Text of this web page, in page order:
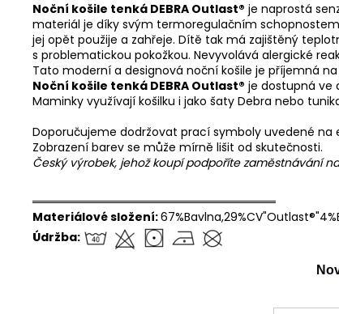
Noční košile tenká DEBRA Outlast® je naprostá
materiál je díky svým termoregulačním
jej opět použije a zahřeje. Dítě tak má zajištěný
s problematickou pokožkou. Nevyvolává alergické
Tato moderní a designová noční košile je příjemná
Noční košile tenká DEBRA Outlast® je dostupná ve
Maminky využívají košilku i jako šaty Debra nebo
Doporučujeme dodržovat prací symboly uvedené na
Zobrazení barev se může mírně lišit od skutečnosti.
Český výrobek, jehož koupí podpoříte zaměstnávání
══════════════════════════════
Materiálové složení:
Údržba: